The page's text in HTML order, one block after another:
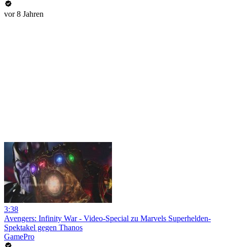
vor 8 Jahren
3:38
Avengers: Infinity War - Video-Special zu Marvels Superhelden-
Spektakel gegen Thanos
GamePro